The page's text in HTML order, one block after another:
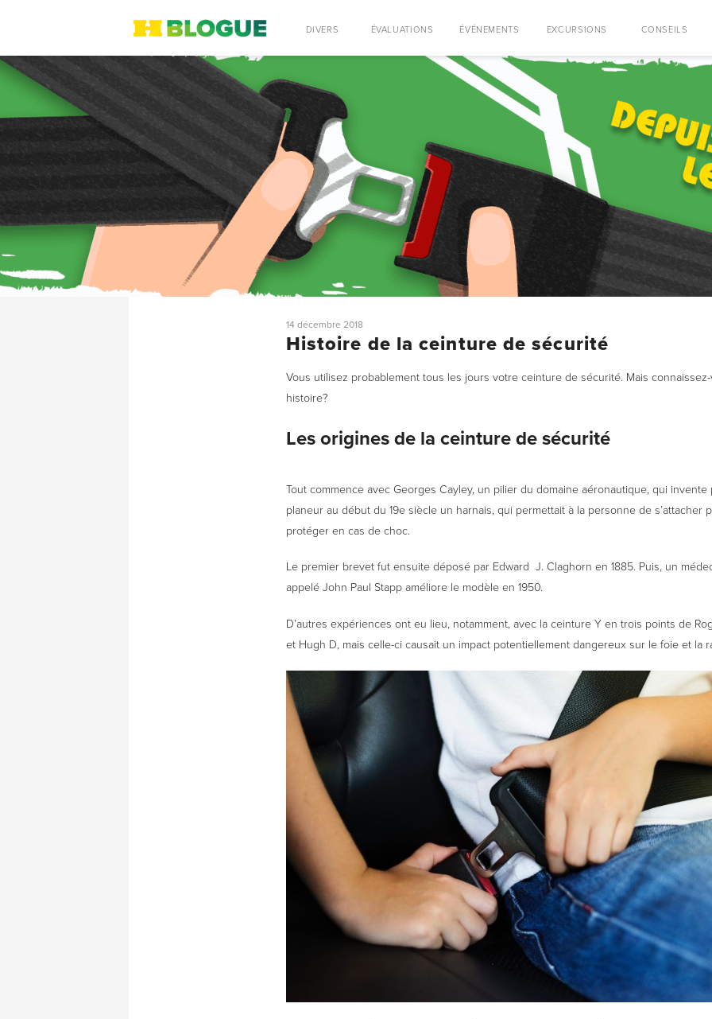
DIVERS ÉVALUATIONS ÉVÉNEMENTS EXCURSIONS CONSEILS
RECHERCHE
14 décembre 2018
Histoire de la ceinture de sécurité
Vous utilisez probablement tous les jours votre ceinture de sécurité. Mais
histoire?
Les origines de la ceinture de sécurité
Tout commence avec Georges Cayley, un pilier du domaine aéronautique, qui invente
planeur au début du 19e siècle un harnais, qui permettait à la personne de s’attacher
protéger en cas de choc.
Le premier brevet fut ensuite déposé par Edward J. Claghorn en 1885. Puis, un
appelé John Paul Stapp améliore le modèle en 1950.
D’autres expériences ont eu lieu, notamment, avec la ceinture Y en trois points de
et Hugh D, mais celle-ci causait un impact potentiellement dangereux sur le foie et la